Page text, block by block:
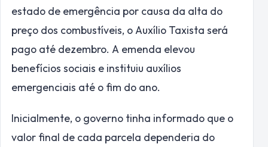
estado de emergência por causa da alta do
preço dos combustíveis, o Auxílio Taxista será
pago até dezembro. A emenda elevou
benefícios sociais e instituiu auxílios
emergenciais até o fim do ano.
Inicialmente, o governo tinha informado que o
valor final de cada parcela dependeria do